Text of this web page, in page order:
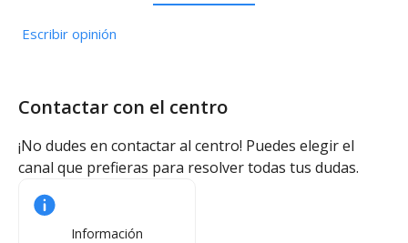
Escribir opinión
Contactar con el centro
¡No dudes en contactar al centro! Puedes elegir el
canal que prefieras para resolver todas tus dudas.
Información